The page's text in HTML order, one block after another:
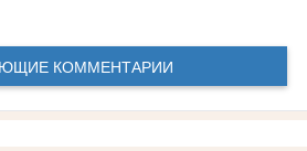
КОММЕНТАРИИ